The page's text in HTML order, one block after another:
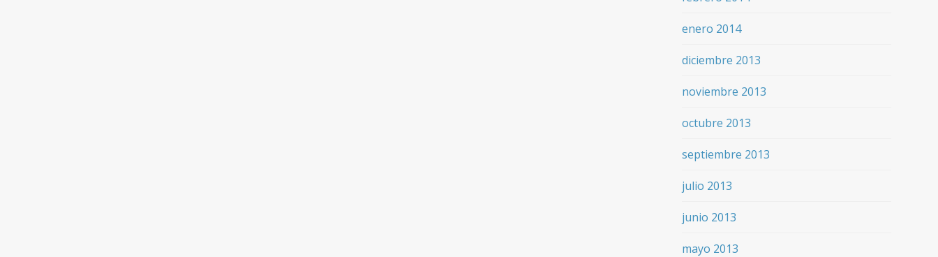
enero 2014
diciembre 2013
noviembre 2013
octubre 2013
septiembre 2013
julio 2013
junio 2013
mayo 2013